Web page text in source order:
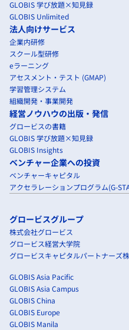
GLOBIS 学び放題×知見録
GLOBIS Unlimited
法人向けサービス
企業内研修
スクール型研修
eラーニング
アセスメント・テスト (GMAP)
学習管理システム
組織開発・事業開発
経営ノウハウの出版・発信
グロービスの書籍
GLOBIS 学び放題×知見録
GLOBIS Insights
ベンチャー企業への投資
ベンチャーキャピタル
アクセラレーションプログラム(G-
グロービスグループ
株式会社グロービス
グロービス経営大学院
グロービスキャピタルパートナーズ
GLOBIS Asia Pacific
GLOBIS Asia Campus
GLOBIS China
GLOBIS Europe
GLOBIS Manila